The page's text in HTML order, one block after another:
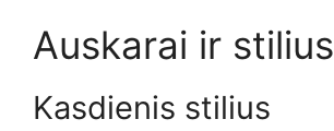
Auskarai ir stilius
Kasdienis stilius